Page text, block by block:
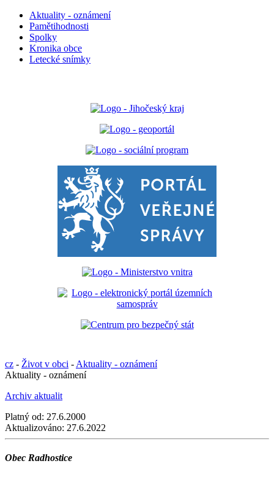
Aktuality - oznámení
Pamětihodnosti
Spolky
Kronika obce
Letecké snímky
cz - Život v obci - Aktuality - oznámení
Aktuality - oznámení
Archiv aktualit
Platný od: 27.6.2000
Aktualizováno: 27.6.2022
Obec Radhostice